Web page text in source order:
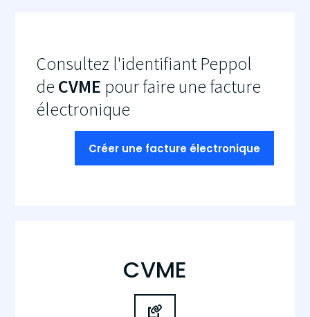
Consultez l'identifiant Peppol
de CVME pour faire une facture
électronique
Créer une facture électronique
CVME